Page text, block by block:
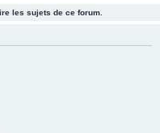
e
les sujets de ce forum.